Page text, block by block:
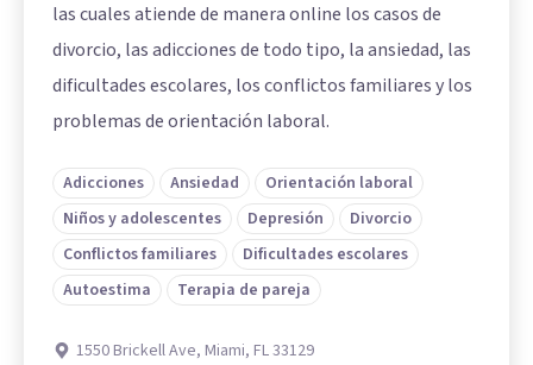
las cuales atiende de manera online los casos de
divorcio, las adicciones de todo tipo, la ansiedad, las
dificultades escolares, los conflictos familiares y los
problemas de orientación laboral.
Adicciones Ansiedad
Orientación laboral
Niños y adolescentes
Depresión
Divorcio
Conflictos familiares
Dificultades escolares
Autoestima
Terapia de pareja
1550 Brickell Ave, Miami, FL 33129